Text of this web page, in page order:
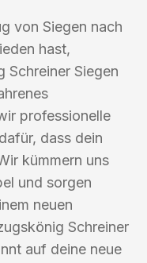
von Siegen nach
hast,
Schreiner Siegen
professionelle
dass dein
kümmern uns
und sorgen
neuen
Schreiner
auf deine neue